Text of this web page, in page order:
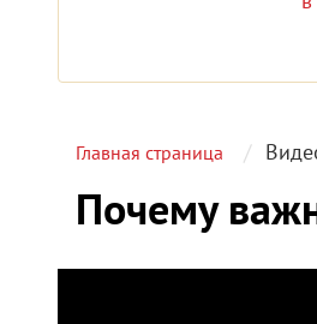
Главная страница
Почему